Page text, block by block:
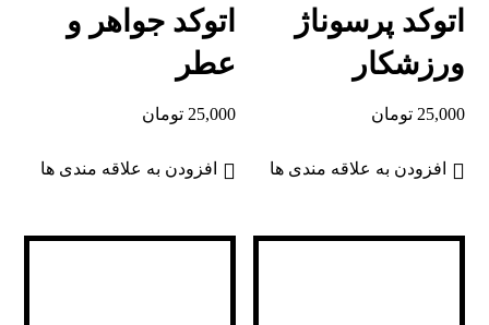
اتوکد پرسوناژ
ورزشکار
25,000 تومان
افزودن به علاقه مندی ها
اتوکد جواهر و
عطر
25,000 تومان
افزودن به علاقه مندی ها